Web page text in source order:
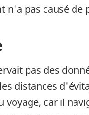
n'a pas causé de
pas des
distances
voyage, car il